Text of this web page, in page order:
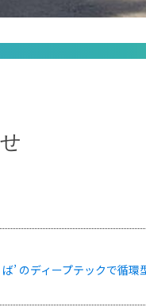
’ のディープテックで循